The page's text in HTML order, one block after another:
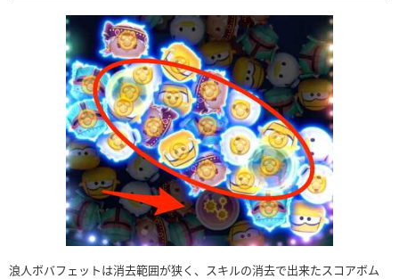
浪人ボバフェットは消去範囲が狭く、スキルの消去で出来たスコアボム